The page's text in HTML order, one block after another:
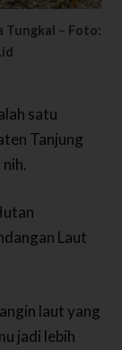
Tungkal – Foto:
satu
Tanjung
Laut
laut yang
jadi lebih